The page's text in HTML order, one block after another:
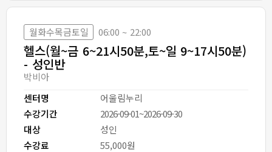
헬스(월~금 6~21시50분,토~일 9~17시50분)
- 성인반
월화수목금토일 06:00 ~ 22:00
센터명
어울림누리
수강기간
2026-09-01~2026-09-30
대상
성인
수강료
55,000원
박비아